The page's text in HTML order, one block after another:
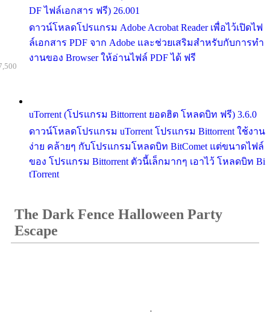
DF ไฟล์เอกสาร ฟรี) 26.001
ดาวน์โหลดโปรแกรม Adobe Acrobat Reader เพื่อไว้เปิดไฟ
ล์เอกสาร PDF จาก Adobe และช่วยเสริมสำหรับกับการทำ
งานของ Browser ให้อ่านไฟล์ PDF ได้ ฟรี
uTorrent (โปรแกรม Bittorrent ยอดฮิต โหลดบิท ฟรี) 3.6.0
ดาวน์โหลดโปรแกรม uTorrent โปรแกรม Bittorrent ใช้งาน
ง่าย คล้ายๆ กับโปรแกรมโหลดบิท BitComet แต่ขนาดไฟล์
ของ โปรแกรม Bittorrent ตัวนี้เล็กมากๆ เอาไว้ โหลดบิท Bi
tTorrent
The Dark Fence Halloween Party
Escape